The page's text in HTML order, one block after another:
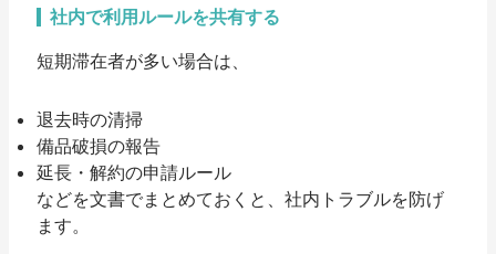
社内で利用ルールを共有する
短期滞在者が多い場合は、
退去時の清掃
備品破損の報告
延長・解約の申請ルール
などを文書でまとめておくと、社内トラブルを防げ
ます。